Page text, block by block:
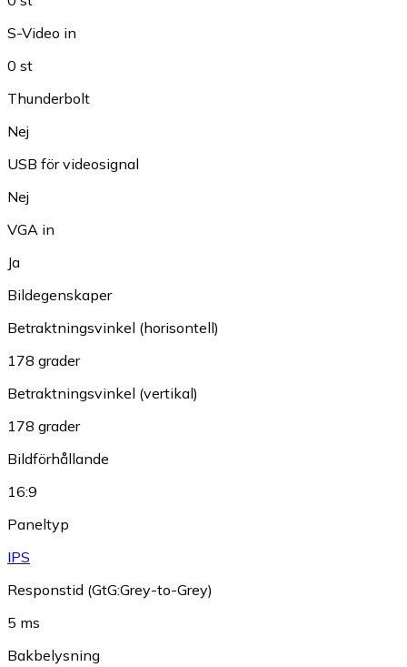
S-Video in
0 st
Thunderbolt
Nej
USB för videosignal
Nej
VGA in
Ja
Bildegenskaper
Betraktningsvinkel (horisontell)
178 grader
Betraktningsvinkel (vertikal)
178 grader
Bildförhållande
16:9
Paneltyp
IPS
Responstid (GtG:Grey-to-Grey)
5 ms
Bakbelysning